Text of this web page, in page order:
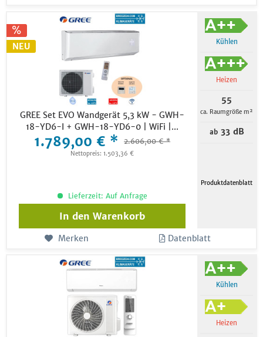
NEU
GREE Set EVO Wandgerät 5,3 kW - GWH-
18-YD6-I + GWH-18-YD6-0 | WiFi |...
1.789,00 € * 2.606,00 € *
Nettopreis: 1.503,36 €
Kühlen
Heizen
55
ca. Raumgröße m²
ab33 dB
Produktdatenblatt
Lieferzeit: Auf Anfrage
In den Warenkorb
Merken Datenblatt
Kühlen
Heizen